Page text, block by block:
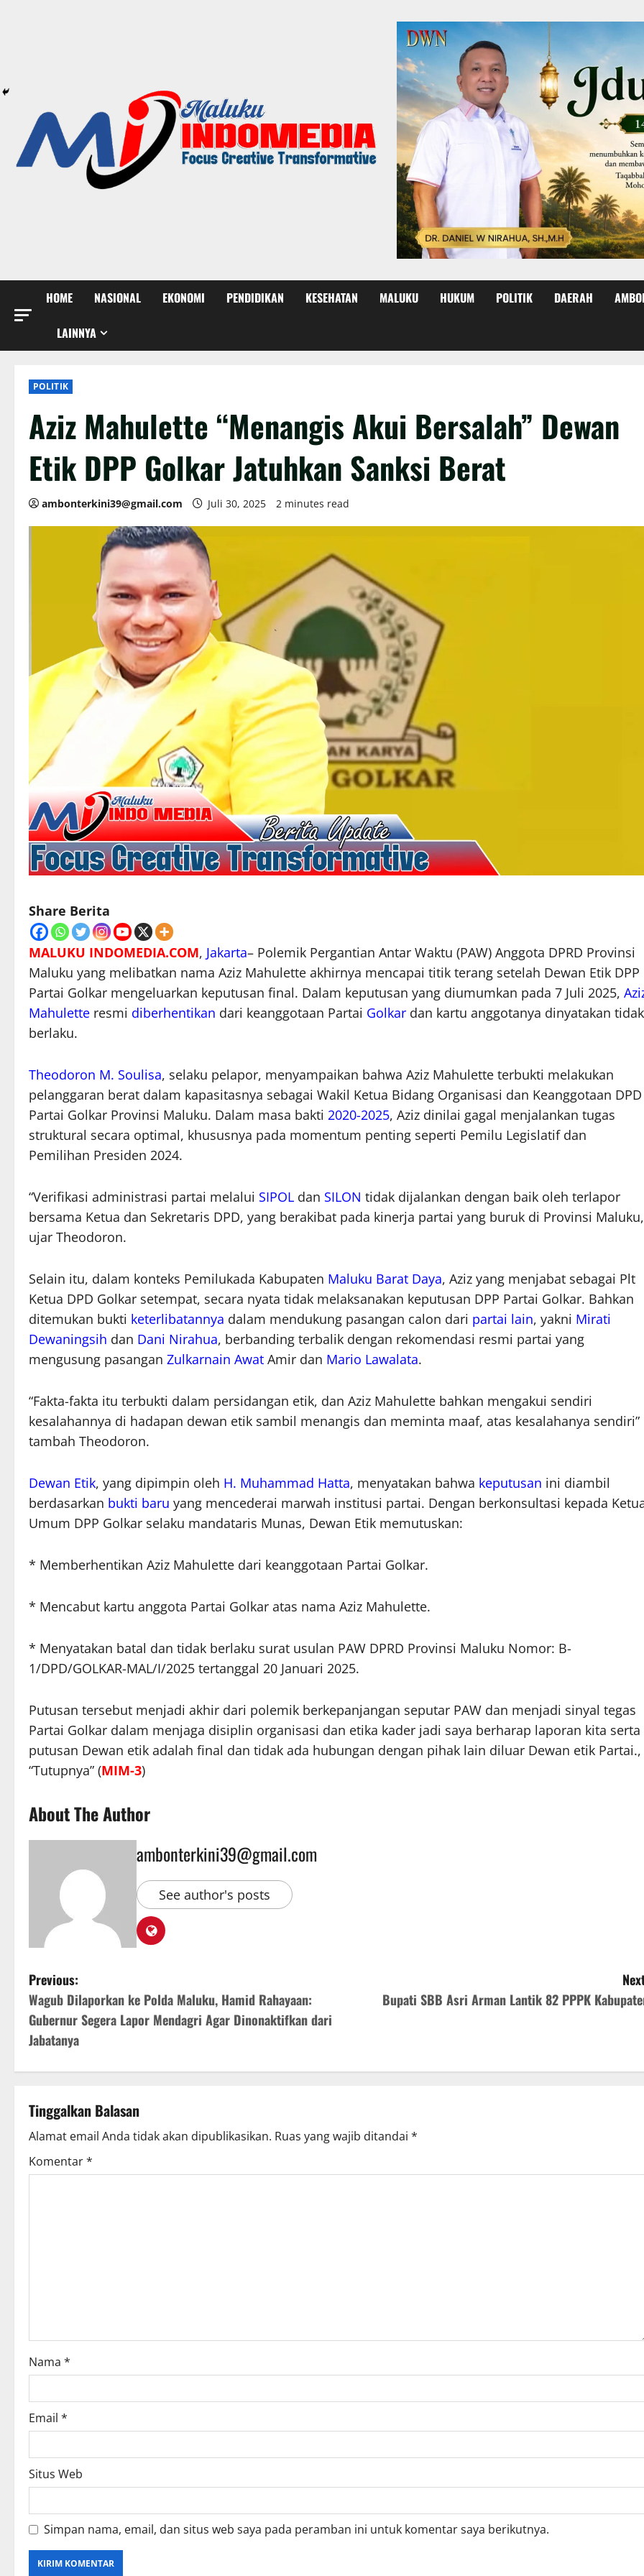
HOME NASIONAL EKONOMI PENDIDIKAN KESEHATAN MALUKU HUKUM POLITIK DAERAH
LAINNYA
POLITIK
Aziz Mahulette “Menangis Akui Bersalah” Dewan
Etik DPP Golkar Jatuhkan Sanksi Berat
ambonterkini39@gmail.com Juli 30, 2025 2 minutes read
Share Berita
MALUKU INDOMEDIA.COM, Jakarta– Polemik Pergantian Antar Waktu (PAW) Anggota DPRD Provinsi
Maluku yang melibatkan nama Aziz Mahulette akhirnya mencapai titik terang setelah Dewan Etik DPP
Partai Golkar mengeluarkan keputusan final. Dalam keputusan yang diumumkan pada 7 Juli 2025,
Mahulette resmi diberhentikan dari keanggotaan Partai Golkar dan kartu anggotanya dinyatakan tidak
berlaku.
Theodoron M. Soulisa, selaku pelapor, menyampaikan bahwa Aziz Mahulette terbukti melakukan
pelanggaran berat dalam kapasitasnya sebagai Wakil Ketua Bidang Organisasi dan Keanggotaan DPD
Partai Golkar Provinsi Maluku. Dalam masa bakti 2020-2025, Aziz dinilai gagal menjalankan tugas
struktural secara optimal, khususnya pada momentum penting seperti Pemilu Legislatif dan
Pemilihan Presiden 2024.
“Verifikasi administrasi partai melalui SIPOL dan SILON tidak dijalankan dengan baik oleh terlapor
bersama Ketua dan Sekretaris DPD, yang berakibat pada kinerja partai yang buruk di Provinsi
ujar Theodoron.
Selain itu, dalam konteks Pemilukada Kabupaten Maluku Barat Daya, Aziz yang menjabat sebagai Plt
Ketua DPD Golkar setempat, secara nyata tidak melaksanakan keputusan DPP Partai Golkar. Bahkan
ditemukan bukti keterlibatannya dalam mendukung pasangan calon dari partai lain, yakni Mirati
Dewaningsih dan Dani Nirahua, berbanding terbalik dengan rekomendasi resmi partai yang
mengusung pasangan Zulkarnain Awat Amir dan Mario Lawalata.
“Fakta-fakta itu terbukti dalam persidangan etik, dan Aziz Mahulette bahkan mengakui sendiri
kesalahannya di hadapan dewan etik sambil menangis dan meminta maaf, atas kesalahanya sendiri”
tambah Theodoron.
Dewan Etik, yang dipimpin oleh H. Muhammad Hatta, menyatakan bahwa keputusan ini diambil
berdasarkan bukti baru yang mencederai marwah institusi partai. Dengan berkonsultasi kepada
Umum DPP Golkar selaku mandataris Munas, Dewan Etik memutuskan:
* Memberhentikan Aziz Mahulette dari keanggotaan Partai Golkar.
* Mencabut kartu anggota Partai Golkar atas nama Aziz Mahulette.
* Menyatakan batal dan tidak berlaku surat usulan PAW DPRD Provinsi Maluku Nomor: B-
1/DPD/GOLKAR-MAL/I/2025 tertanggal 20 Januari 2025.
Putusan tersebut menjadi akhir dari polemik berkepanjangan seputar PAW dan menjadi sinyal tegas
Partai Golkar dalam menjaga disiplin organisasi dan etika kader jadi saya berharap laporan kita serta
putusan Dewan etik adalah final dan tidak ada hubungan dengan pihak lain diluar Dewan etik Partai.,
“Tutupnya” (MIM-3)
About The Author
ambonterkini39@gmail.com
See author's posts
Previous:
Wagub Dilaporkan ke Polda Maluku, Hamid Rahayaan:
Gubernur Segera Lapor Mendagri Agar Dinonaktifkan dari
Jabatanya
Bupati SBB Asri Arman Lantik 82 PPPK
Tinggalkan Balasan
Alamat email Anda tidak akan dipublikasikan. Ruas yang wajib ditandai *
Komentar*
Nama *
Email *
Situs Web
Simpan nama, email, dan situs web saya pada peramban ini untuk komentar saya berikutnya.